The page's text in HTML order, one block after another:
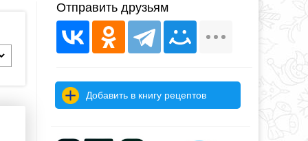
Отправить друзьям
Добавить в книгу рецептов